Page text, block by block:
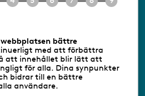
www.gbf.se-
bättre
med att förbättra
att innehållet blir lätt att
för alla. Dina synpunkter
bidrar till en bättre
användare.